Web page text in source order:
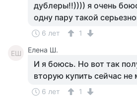
дублеры!!)))) я очень
одну пару такой
6 лет 1
ЕШ Елена Ш.
И я боюсь. Но вот так
вторую купить сейчас не
6 лет 1